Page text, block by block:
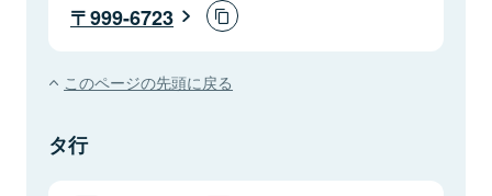
999-6723
このページの先頭に戻る
タ行